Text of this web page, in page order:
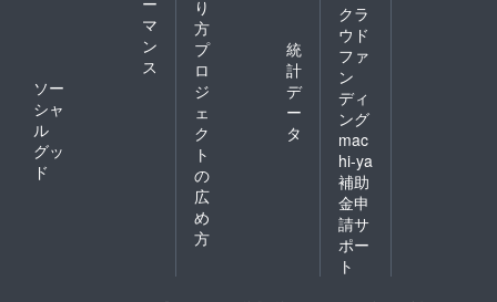
マ
ン
ス
ソー
シャ
ル
グッ
ド
り
方
プ
ロ
ジ
ェ
ク
ト
の
広
め
方
統
計
デ
ー
タ
クラ
ウド
ファ
ン
ディ
ング
mac
hi-ya
補助
金申
請サ
ポー
ト